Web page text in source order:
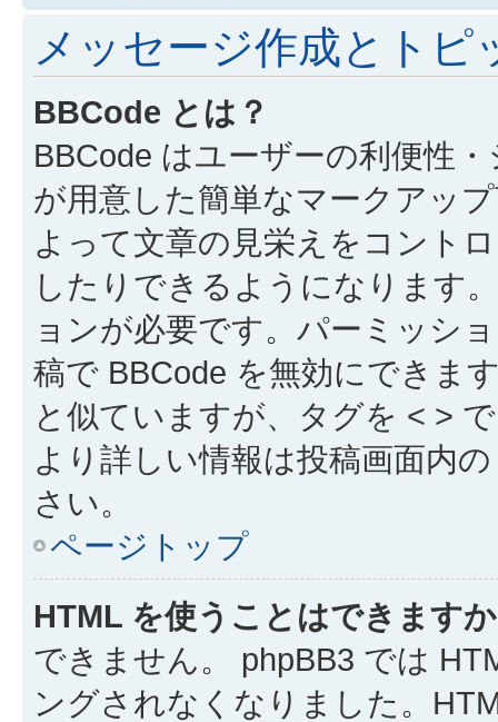
メッセージ作成とトピ
BBCode とは？
BBCode はユーザーの利便性
が用意した簡単なマークアッ
よって文章の見栄えをコント
したりできるようになります
ョンが必要です。パーミッシ
稿で BBCode を無効にできま
と似ていますが、タグを < >
より詳しい情報は投稿画面内
さい。
ページトップ
HTML を使うことはできます
できません。 phpBB3 では
ングされなくなりました。